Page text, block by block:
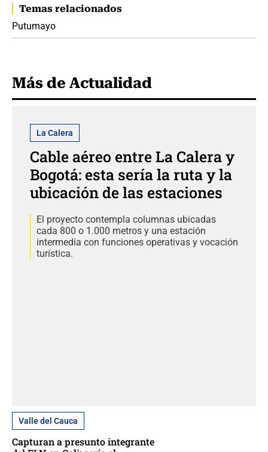
Temas relacionados
Putumayo
Más de Actualidad
La Calera
Cable aéreo entre La Calera y
Bogotá: esta sería la ruta y la
ubicación de las estaciones
El proyecto contempla columnas ubicadas
cada 800 o 1.000 metros y una estación
intermedia con funciones operativas y vocación
turística.
Valle del Cauca
Capturan a presunto integrante